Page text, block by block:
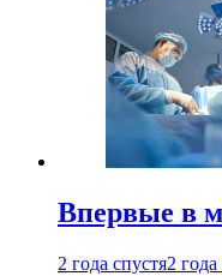
Впервые в
2 года спустя2 года